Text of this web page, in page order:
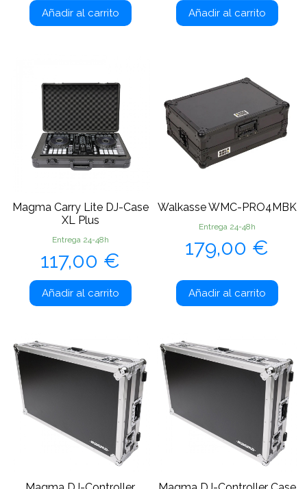
Añadir al carrito Añadir al carrito
Magma Carry Lite DJ-Case
XL Plus
Entrega 24-48h
Precio
117,00 €
Añadir al carrito
Walkasse WMC-PRO4MBK
Entrega 24-48h
Precio
179,00 €
Añadir al carrito